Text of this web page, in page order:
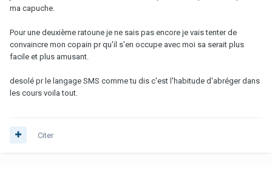
ma capuche.
Pour une deuxième ratoune je ne sais pas encore je vais tenter de
convaincre mon copain pr qu'il s'en occupe avec moi sa serait plus
facile et plus amusant.
desolé pr le langage SMS comme tu dis c'est l'habitude d'abréger dans
les cours voila tout.
Citer